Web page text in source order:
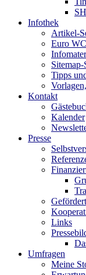
Infothek
Artikel-
Euro
Tipps
Kontakt
Kalender
Presse
Links
Umfragen
Meine